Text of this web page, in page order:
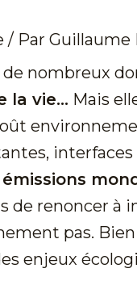
/ ParGuillaume
de nombreux
la vie… Mais
interfaces
de renoncer à
pas.
enjeux